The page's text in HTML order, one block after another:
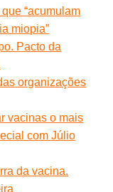
“acumulam
miopia”
Pacto da
organizações
vacinas o mais
com Júlio
da vacina.